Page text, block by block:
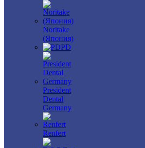
Noritake
(Япония)
PD
President
Dental
Germany
Renfert